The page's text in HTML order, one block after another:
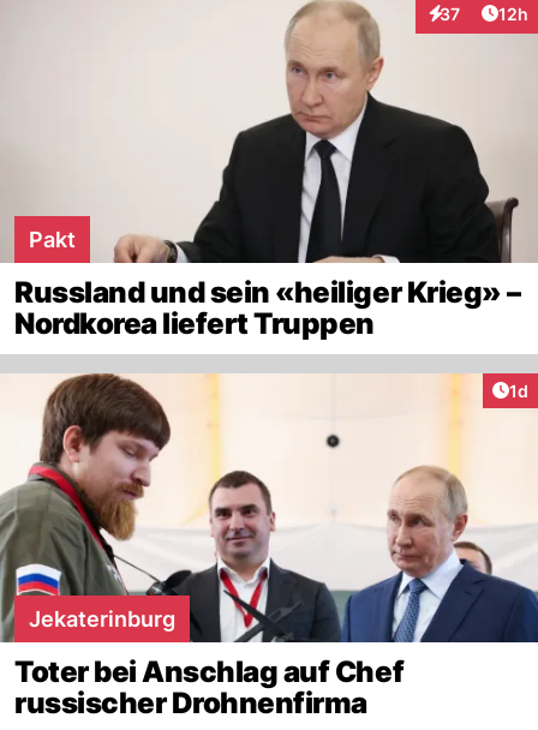
37
Interaktionen
12h
Pakt
Russland und sein «heiliger Krieg» –
Nordkorea liefert Truppen
1d
Jekaterinburg
Toter bei Anschlag auf Chef
russischer Drohnenfirma